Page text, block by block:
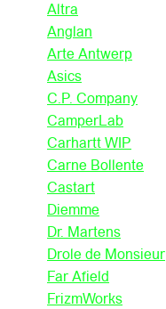
Altra
Anglan
Arte Antwerp
Asics
C.P. Company
CamperLab
Carhartt WIP
Carne Bollente
Castart
Diemme
Dr. Martens
Drole de Monsieur
Far Afield
FrizmWorks